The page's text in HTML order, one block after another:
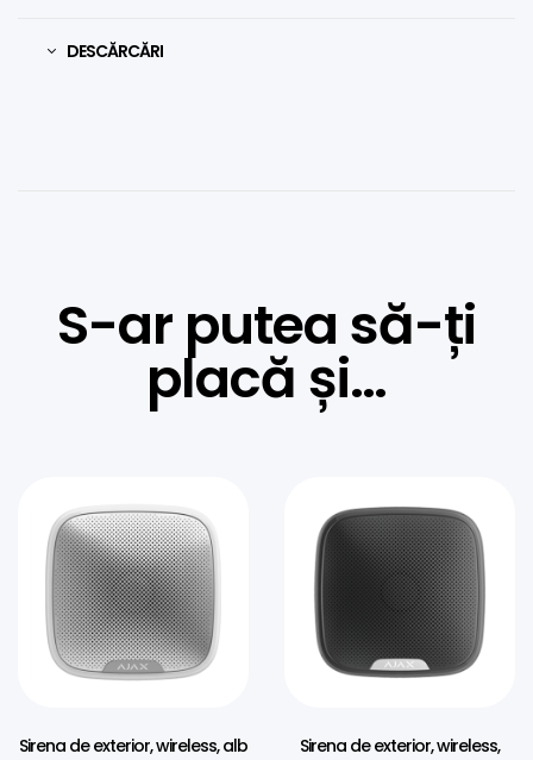
DESCĂRCĂRI
S-ar putea să-ți
placă și…
Sirena de exterior, wireless, alb
Sirena de exterior, wireless,